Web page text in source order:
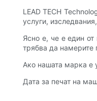
LEAD TECH
услуги,
Ясно е, че е един от
трябва да намерите
Ако нашата марка е
Дата за печат на